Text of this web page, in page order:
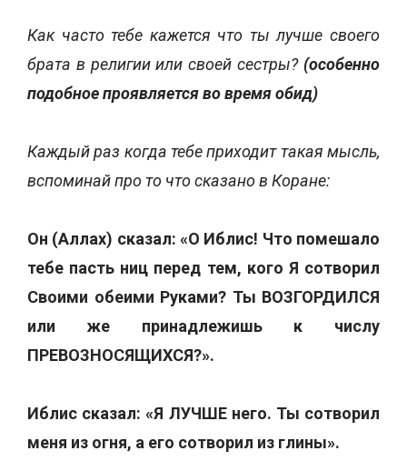
Как часто тебе кажется что ты лучше своего
брата в религии или своей сестры? (особенно
подобное проявляется во время обид)
Каждый раз когда тебе приходит такая мысль,
вспоминай про то что сказано в Коране:
Он (Аллах) сказал: «О Иблис! Что помешало
тебе пасть ниц перед тем, кого Я сотворил
Своими обеими Руками? Ты ВОЗГОРДИЛСЯ
или же принадлежишь к числу
ПРЕВОЗНОСЯЩИХСЯ?».
Иблис сказал: «Я ЛУЧШЕ него. Ты сотворил
меня из огня, а его сотворил из глины».